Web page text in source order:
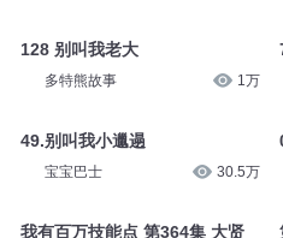
128 别叫我老大
多特熊故事 1万
49.别叫我小邋遢
宝宝巴士 30.5万
我有百万技能点 第364集 大贤